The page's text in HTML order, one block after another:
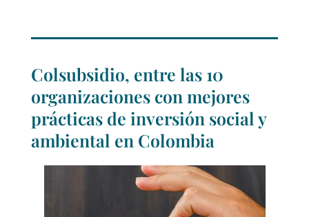
Colsubsidio, entre las 10
organizaciones con mejores
prácticas de inversión social y
ambiental en Colombia